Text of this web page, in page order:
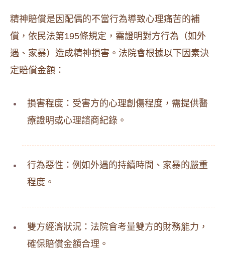
精神賠償是因配偶的不當行為導致心理痛苦的補
償，依民法第195條規定，需證明對方行為（如外
遇、家暴）造成精神損害。法院會根據以下因素決
定賠償金額：
損害程度：受害方的心理創傷程度，需提供醫
療證明或心理諮商紀錄。
行為惡性：例如外遇的持續時間、家暴的嚴重
程度。
雙方經濟狀況：法院會考量雙方的財務能力，
確保賠償金額合理。